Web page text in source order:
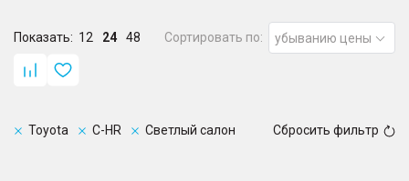
Показать: 12 24 48 Сортировать по: убыванию цены
Toyota C-HR Светлый салон Сбросить фильтр